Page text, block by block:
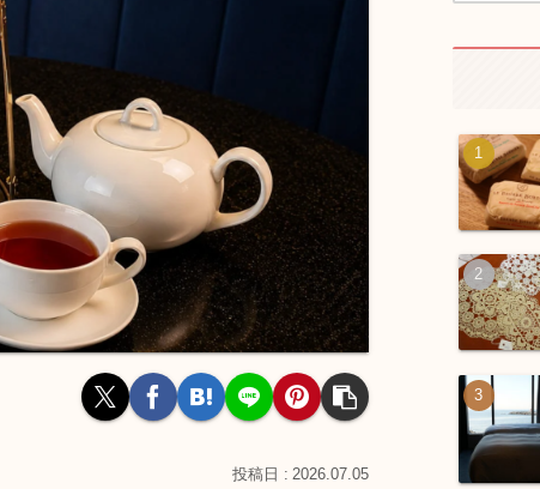
2026.07.05